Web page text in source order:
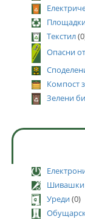
Текстил
Опасни
Компост
Зелени
Шивашки
Уреди(0)